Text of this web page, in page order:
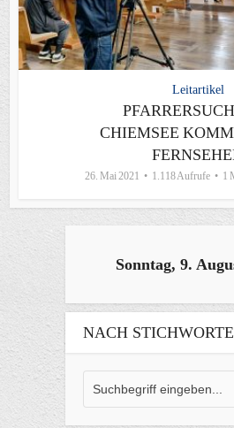
Leitartikel
CHIEMSEE
26. Mai 2021 1.118 Aufrufe 1
Sonntag, 9.
NACH